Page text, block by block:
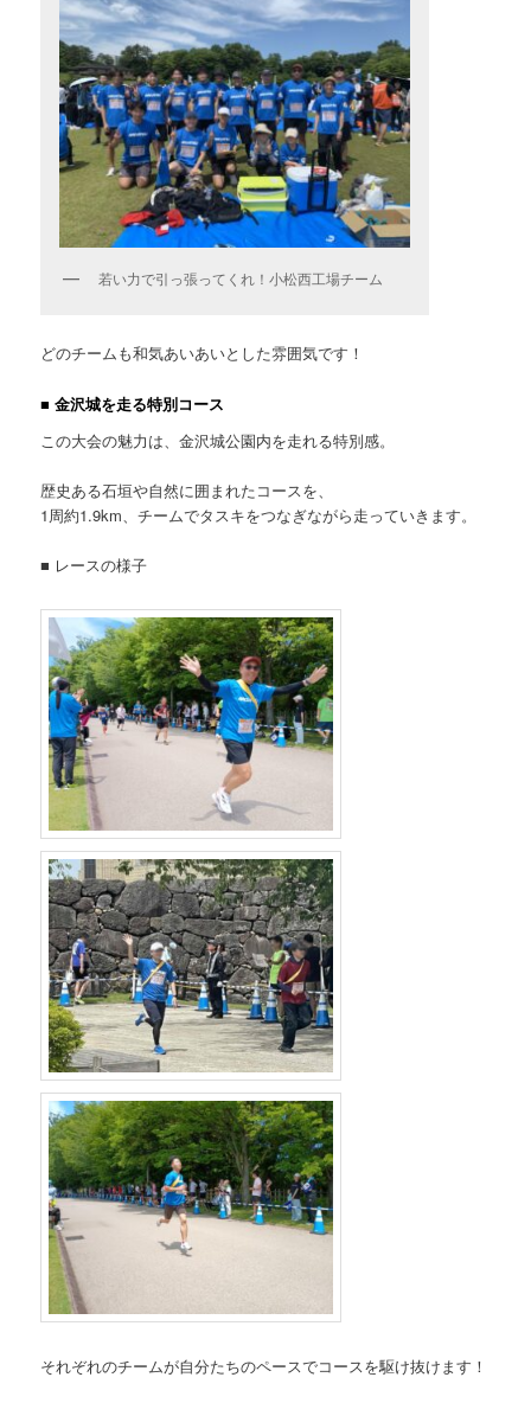
若い力で引っ張ってくれ！小松西工場チーム
どのチームも和気あいあいとした雰囲気です！
■ 金沢城を走る特別コース
この大会の魅力は、金沢城公園内を走れる特別感。
歴史ある石垣や自然に囲まれたコースを、
1周約1.9km、チームでタスキをつなぎながら走っていきます。
■ レースの様子
それぞれのチームが自分たちのペースでコースを駆け抜けます！